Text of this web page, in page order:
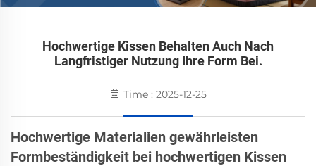
Hochwertige Kissen Behalten Auch Nach
Langfristiger Nutzung Ihre Form Bei.
Time : 2025-12-25
Hochwertige Materialien gewährleisten
Formbeständigkeit bei hochwertigen Kissen